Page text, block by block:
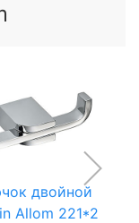
двойной
Allom 221*2